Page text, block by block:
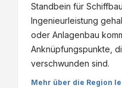
Standbein für
Ingenieurleistung
oder Anlagenbau
Anknüpfungspunkte,
verschwunden sind.
Mehr über die Region